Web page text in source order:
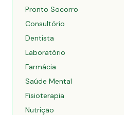
Pronto Socorro
Consultório
Dentista
Laboratório
Farmácia
Saúde Mental
Fisioterapia
Nutrição